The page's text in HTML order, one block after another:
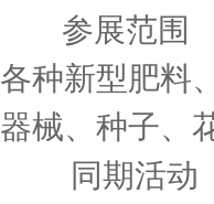
参展范围
各种新型肥料
器械、种子、
同期活动